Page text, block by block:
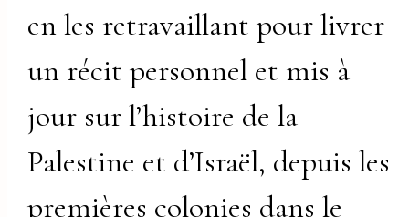
en les retravaillant pour livrer
un récit personnel et mis à
jour sur l’histoire de la
Palestine et d’Israël, depuis les
premières colonies dans le